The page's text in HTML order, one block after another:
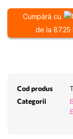
Cumpără cu
de la 87.25
Cod produs
Categorii